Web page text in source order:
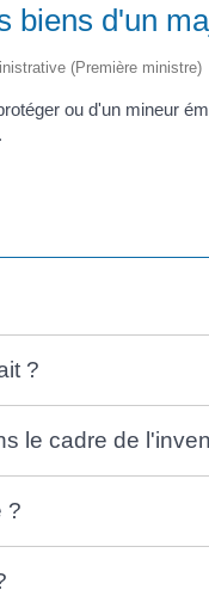
biens d'un
(Première ministre)
ou d'un mineur
?
le cadre de
?